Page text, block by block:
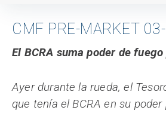
CMF PRE-MARKET
El BCRA suma poder de
Ayer durante la rueda, el
que tenía el BCRA en su poder